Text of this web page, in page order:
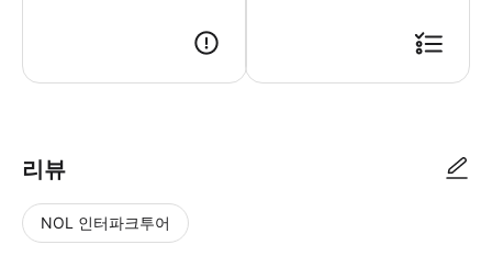
리뷰
NOL 인터파크투어